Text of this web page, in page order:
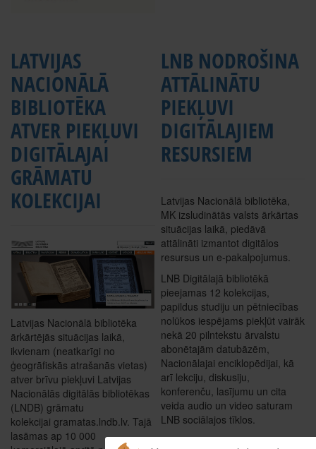
LATVIJAS
NACIONĀLĀ
BIBLIOTĒKA
ATVER PIEKĻUVI
DIGITĀLAJAI
GRĀMATU
KOLEKCIJAI
Latvijas Nacionālā bibliotēka
ārkārtējās situācijas laikā,
ikvienam (neatkarīgi no
ģeogrāfiskās atrašanās vietas)
atver brīvu piekļuvi Latvijas
Nacionālās digitālās bibliotēkas
(LNDB) grāmatu
kolekcijai gramatas.lndb.lv. Tajā
lasāmas ap 10 000
LNB NODROŠINA
ATTĀLINĀTU
PIEKĻUVI
DIGITĀLAJIEM
RESURSIEM
Latvijas Nacionālā bibliotēka,
MK izsludinātās valsts ārkārtas
situācijas laikā, piedāvā
attālināti izmantot digitālos
resursus un e-pakalpojumus.
LNB Digitālajā bibliotēkā
pieejamas 12 kolekcijas,
papildus studiju un pētniecības
nolūkos iespējams piekļūt vairāk
nekā 20 pilntekstu ārvalstu
abonētajām datubāzēm,
Nacionālajai enciklopēdijai, kā
arī lekciju, diskusiju,
konferenču, lasījumu un cita
veida audio un video saturam
LNB sociālajos tīklos.
Lasīt tālāk: LNB nodrošina